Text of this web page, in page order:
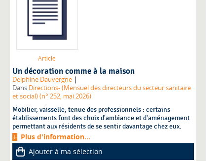
Article
Un décoration comme à la maison
Delphine Dauvergne |
Dans Directions- (Mensuel des directeurs du secteur sanitaire
et social) (n° 252, mai 2026)
Mobilier, vaisselle, tenue des professionnels : certains
établissements font des choix d'ambiance et d'aménagement
permettant aux résidents de se sentir davantage chez eux.
Plus d'information...
Ajouter à ma sélection